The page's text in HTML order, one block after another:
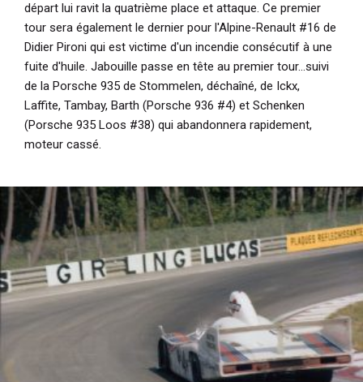
départ lui ravit la quatrième place et attaque. Ce premier
tour sera également le dernier pour l'Alpine-Renault #16 de
Didier Pironi qui est victime d'un incendie consécutif à une
fuite d'huile. Jabouille passe en tête au premier tour...suivi
de la Porsche 935 de Stommelen, déchaîné, de Ickx,
Laffite, Tambay, Barth (Porsche 936 #4) et Schenken
(Porsche 935 Loos #38) qui abandonnera rapidement,
moteur cassé.